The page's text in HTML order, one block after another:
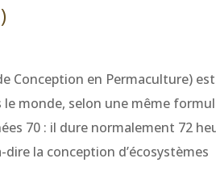
Conception en Permaculture)
monde, selon une même
70 : il dure normalement 72
la conception d’écosystèmes